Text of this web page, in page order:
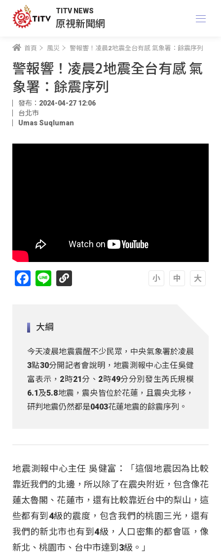
TITV NEWS
原視新聞網
首頁 風災 警報響！凌晨2地震全台有感 氣象署：餘震序列
警報響！凌晨2地震全台有感 氣
象署：餘震序列
發布：2024-04-27 12:06
台北市
Umas Suqluman
Facebook
Line
大綱
今天凌晨地震震醒不少民眾，中央氣象署於凌晨
3點30分開記者會說明，地震測報中心主任吳健
富表示，2時21分、2時49分分別發生芮氏規模
6.1及5.8地震，震央皆位於花蓮，且震央北移，
研判地震仍然都是0403花蓮地震的餘震序列。
地震測報中心主任 吳健富：「這個地震因為比較
靠近我們的北邊，所以除了在震央附近，包含像花
蓮太魯閣、花蓮市，還有比較靠近台中的梨山，這
些都有到4級的震度，包含我們的桃園三光，還有
我們的新北市也有到4級，人口密集的都會區，像
新北、桃園市、台中市達到3級。」